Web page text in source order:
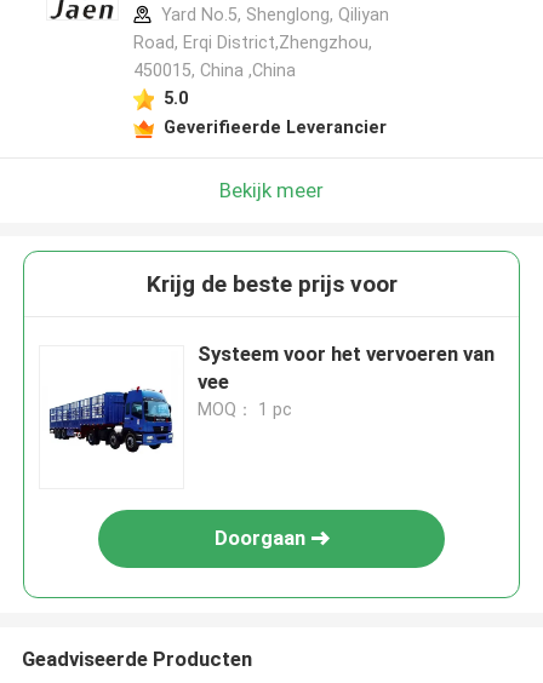
Yard No.5, Shenglong, Qiliyan
Road, Erqi District,Zhengzhou,
450015, China ,China
5.0
Geverifieerde Leverancier
Bekijk meer
Krijg de beste prijs voor
Systeem voor het vervoeren van
vee
MOQ： 1 pc
Doorgaan
Geadviseerde Producten